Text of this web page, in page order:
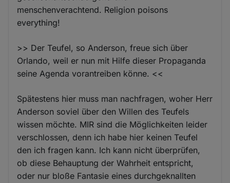
menschenverachtend. Religion poisons
everything!
>> Der Teufel, so Anderson, freue sich über
Orlando, weil er nun mit Hilfe dieser Propaganda
seine Agenda vorantreiben könne. <<
Spätestens hier muss man nachfragen, woher Herr
Anderson soviel über den Willen des Teufels
wissen möchte. MIR sind die Möglichkeiten leider
verschlossen, denn ich habe hier keinen Teufel
den ich fragen kann. Ich kann nicht überprüfen,
ob diese Behauptung der Wahrheit entspricht,
oder nur bloße Fantasie eines durchgeknallten